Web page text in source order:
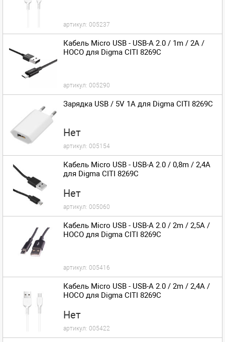
артикул: 005237
Кабель Micro USB - USB-A 2.0 / 1m / 2A /
HOCO для Digma CITI 8269C
артикул: 005290
Зарядка USB / 5V 1A для Digma CITI 8269C
Нет
артикул: 005154
Кабель Micro USB - USB-A 2.0 / 0,8m / 2,4A
для Digma CITI 8269C
Нет
артикул: 005060
Кабель Micro USB - USB-A 2.0 / 2m / 2,5A /
HOCO для Digma CITI 8269C
артикул: 005416
Кабель Micro USB - USB-A 2.0 / 2m / 2,4A /
HOCO для Digma CITI 8269C
Нет
артикул: 005422